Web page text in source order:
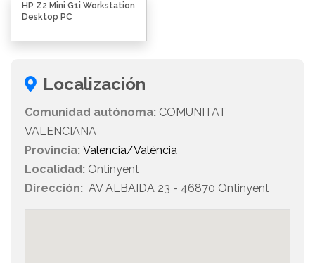
HP Z2 Mini G1i Workstation
Desktop PC
Localización
Comunidad autónoma: COMUNITAT
VALENCIANA
Provincia: Valencia/València
Localidad: Ontinyent
Dirección: AV ALBAIDA 23 - 46870 Ontinyent